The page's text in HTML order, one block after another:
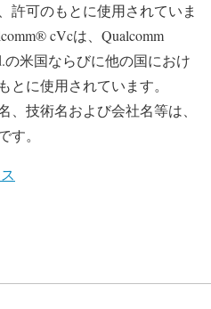
許可のもとに使用されていま
cVcは、Qualcomm
の米国ならびに他の国におけ
とに使用されています。
技術名および会社名等は、
。